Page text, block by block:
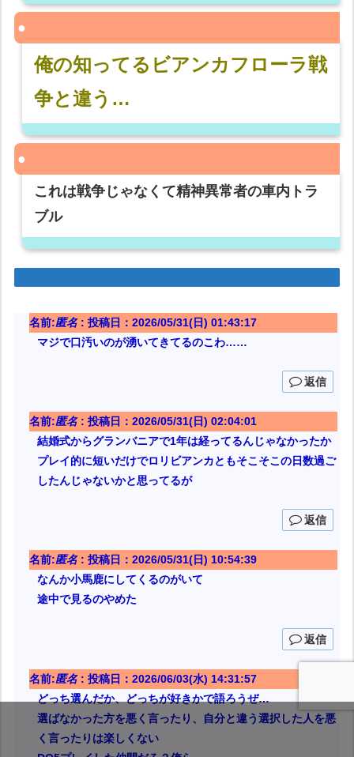
俺の知ってるビアンカフローラ戦
争と違う…
これは戦争じゃなくて精神異常者の車内トラ
ブル
名前:匿名: 投稿日：2026/05/31(日) 01:43:17
マジで口汚いのが湧いてきてるのこわ……
返信
名前:匿名: 投稿日：2026/05/31(日) 02:04:01
結婚式からグランバニアで1年は経ってるんじゃなかったか
プレイ的に短いだけでロリビアンカともそこそこの日数過ご
したんじゃないかと思ってるが
返信
名前:匿名: 投稿日：2026/05/31(日) 10:54:39
なんか小馬鹿にしてくるのがいて
途中で見るのやめた
返信
名前:匿名: 投稿日：2026/06/03(水) 14:31:57
どっち選んだか、どっちが好きかで語ろうぜ…
選ばなかった方を悪く言ったり、自分と違う選択した人を悪
く言ったりは楽しくない